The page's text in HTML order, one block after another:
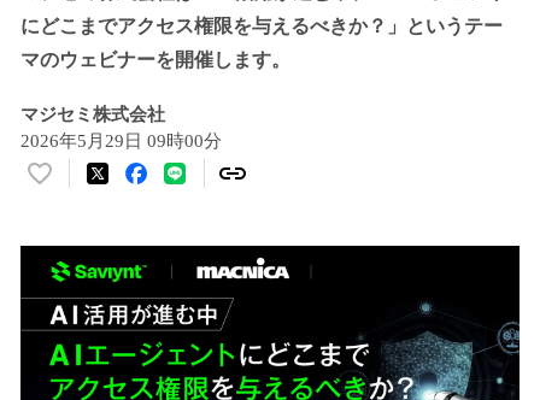
にどこまでアクセス権限を与えるべきか？」というテー
マのウェビナーを開催します。
マジセミ株式会社
2026年5月29日 09時00分
い
！
数
を
読
み
込